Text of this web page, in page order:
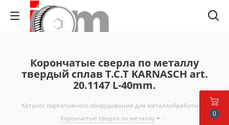
Корончатые сверла по металлу
твердый сплав T.C.T KARNASCH art.
20.1147 L-40mm.
Каталог портативного оборудования для металлобработки
Корончатые сверла по металлу
-
0